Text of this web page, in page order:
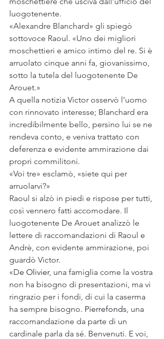
luogotenente.
«Alexandre Blanchard» gli spiegò
sottovoce Raoul. «Uno dei migliori
moschettieri e amico intimo del re. Si è
arruolato cinque anni fa, giovanissimo,
sotto la tutela del luogotenente De
Arouet.»
A quella notizia Victor osservò l’uomo
con rinnovato interesse; Blanchard era
incredibilmente bello, persino lui se ne
rendeva conto, e veniva trattato con
deferenza e evidente ammirazione dai
propri commilitoni.
«Voi tre» esclamò, «siete qui per
arruolarvi?»
Raoul si alzò in piedi e rispose per tutti,
così vennero fatti accomodare. Il
luogotenente De Arouet analizzò le
lettere di raccomandazioni di Raoul e
Andrè, con evidente ammirazione, poi
guardò Victor.
«De Olivier, una famiglia come la vostra
non ha bisogno di presentazioni, ma vi
ringrazio per i fondi, di cui la caserma
ha sempre bisogno. Pierrefonds, una
raccomandazione da parte di un
cardinale parla da sé. Benvenuti. E voi,